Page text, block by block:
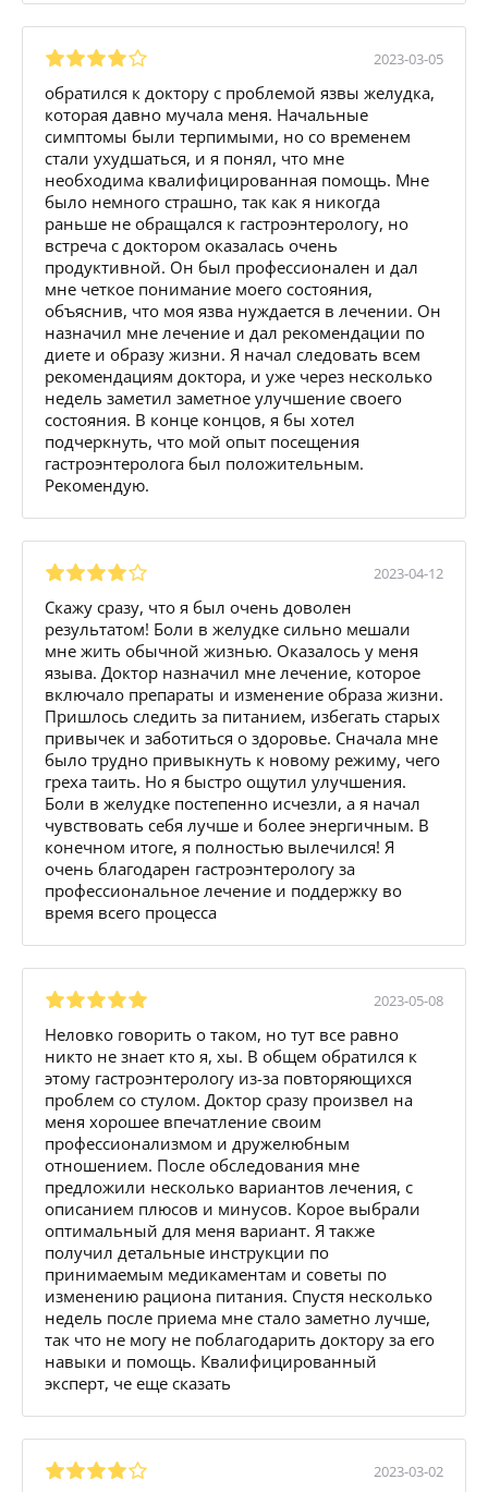
2023-03-05
обратился к доктору с проблемой язвы желудка,
которая давно мучала меня. Начальные
симптомы были терпимыми, но со временем
стали ухудшаться, и я понял, что мне
необходима квалифицированная помощь. Мне
было немного страшно, так как я никогда
раньше не обращался к гастроэнтерологу, но
встреча с доктором оказалась очень
продуктивной. Он был профессионален и дал
мне четкое понимание моего состояния,
объяснив, что моя язва нуждается в лечении. Он
назначил мне лечение и дал рекомендации по
диете и образу жизни. Я начал следовать всем
рекомендациям доктора, и уже через несколько
недель заметил заметное улучшение своего
состояния. В конце концов, я бы хотел
подчеркнуть, что мой опыт посещения
гастроэнтеролога был положительным.
Рекомендую.
2023-04-12
Скажу сразу, что я был очень доволен
результатом! Боли в желудке сильно мешали
мне жить обычной жизнью. Оказалось у меня
языва. Доктор назначил мне лечение, которое
включало препараты и изменение образа жизни.
Пришлось следить за питанием, избегать старых
привычек и заботиться о здоровье. Сначала мне
было трудно привыкнуть к новому режиму, чего
греха таить. Но я быстро ощутил улучшения.
Боли в желудке постепенно исчезли, а я начал
чувствовать себя лучше и более энергичным. В
конечном итоге, я полностью вылечился! Я
очень благодарен гастроэнтерологу за
профессиональное лечение и поддержку во
время всего процесса
2023-05-08
Неловко говорить о таком, но тут все равно
никто не знает кто я, хы. В общем обратился к
этому гастроэнтерологу из-за повторяющихся
проблем со стулом. Доктор сразу произвел на
меня хорошее впечатление своим
профессионализмом и дружелюбным
отношением. После обследования мне
предложили несколько вариантов лечения, с
описанием плюсов и минусов. Корое выбрали
оптимальный для меня вариант. Я также
получил детальные инструкции по
принимаемым медикаментам и советы по
изменению рациона питания. Спустя несколько
недель после приема мне стало заметно лучше,
так что не могу не поблагодарить доктору за его
навыки и помощь. Квалифицированный
эксперт, че еще сказать
2023-03-02